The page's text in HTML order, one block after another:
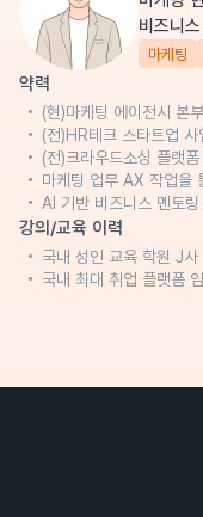
비즈니
마케팅
약력
(현)마케팅 에이전시 본
(전)HR테크 스타트업 사
(전)크라우드소싱 플랫폼
마케팅 업무 AX 작업을
AI 기반 비즈니스 멘토
강의/교육 이력
국내 성인 교육 학원 J
국내 최대 취업 플랫폼